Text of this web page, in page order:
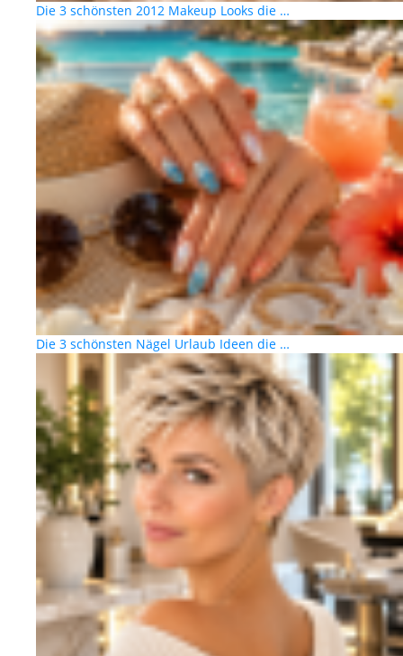
Die 3 schönsten 2012 Makeup Looks die …
Die 3 schönsten Nägel Urlaub Ideen die …